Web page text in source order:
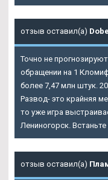
отзыв оставил(а)
Точно не
обращении на 1
более 7,47 млн штук.
Развод- это крайняя
то уже игра
Лениногорск. Встаньте
отзыв оставил(а)